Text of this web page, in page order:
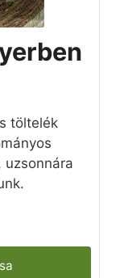
töltelék
uzsonnára